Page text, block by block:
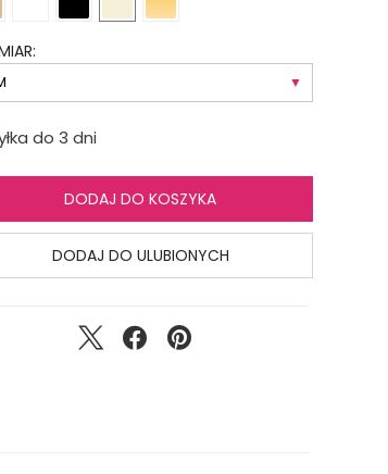
do 3 dni
DODAJ DO KOSZYKA
DODAJ DO ULUBIONYCH